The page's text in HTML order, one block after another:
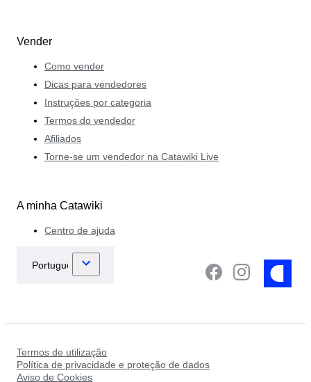
Vender
Como vender
Dicas para vendedores
Instruções por categoria
Termos do vendedor
Afiliados
Torne-se um vendedor na Catawiki Live
A minha Catawiki
Centro de ajuda
Termos de utilização
Política de privacidade e proteção de dados
Aviso de Cookies